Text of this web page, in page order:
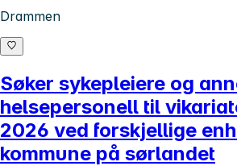
Drammen
Søker sykepleiere og
helsepersonell til
2026 ved forskjellige
kommune på sørlandet